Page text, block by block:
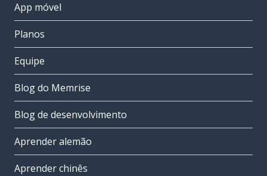
App móvel
Planos
Equipe
Blog do Memrise
Blog de desenvolvimento
Aprender alemão
Aprender chinês